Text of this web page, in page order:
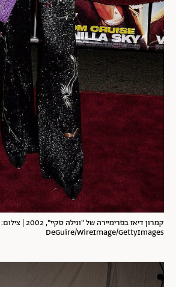
DeGuire/WireImage/GettyImages